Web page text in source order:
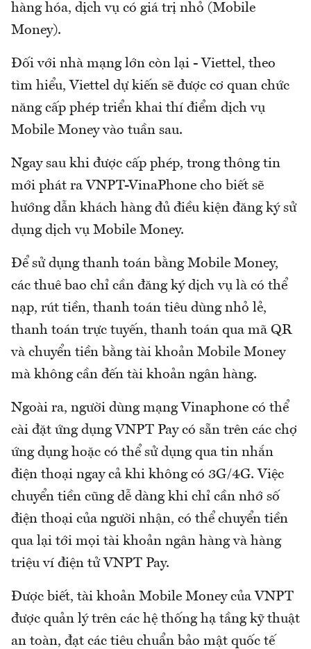
hàng hóa, dịch vụ có giá trị nhỏ (Mobile
Money).
Đối với nhà mạng lớn còn lại - Viettel, theo
tìm hiểu, Viettel dự kiến sẽ được cơ quan chức
năng cấp phép triển khai thí điểm dịch vụ
Mobile Money vào tuần sau.
Ngay sau khi được cấp phép, trong thông tin
mới phát ra VNPT-VinaPhone cho biết sẽ
hướng dẫn khách hàng đủ điều kiện đăng ký sử
dụng dịch vụ Mobile Money.
Để sử dụng thanh toán bằng Mobile Money,
các thuê bao chỉ cần đăng ký dịch vụ là có thể
nạp, rút tiền, thanh toán tiêu dùng nhỏ lẻ,
thanh toán trực tuyến, thanh toán qua mã QR
và chuyển tiền bằng tài khoản Mobile Money
mà không cần đến tài khoản ngân hàng.
Ngoài ra, người dùng mạng Vinaphone có thể
cài đặt ứng dụng VNPT Pay có sẵn trên các chợ
ứng dụng hoặc có thể sử dụng qua tin nhắn
điện thoại ngay cả khi không có 3G/4G. Việc
chuyển tiền cũng dễ dàng khi chỉ cần nhớ số
điện thoại của người nhận, có thể chuyển tiền
qua lại tới mọi tài khoản ngân hàng và hàng
triệu ví điện tử VNPT Pay.
Được biết, tài khoản Mobile Money của VNPT
được quản lý trên các hệ thống hạ tầng kỹ thuật
an toàn, đạt các tiêu chuẩn bảo mật quốc tế